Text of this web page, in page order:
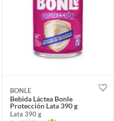
BONLE
Bebida Láctea Bonle
Protección Lata 390 g
Lata 390 g